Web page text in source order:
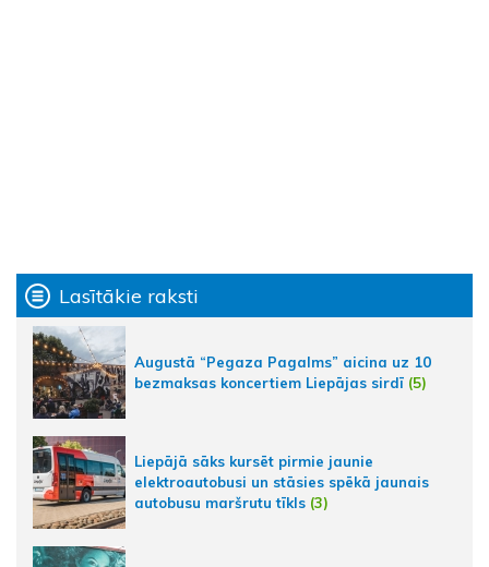
Lasītākie raksti
Augustā “Pegaza Pagalms” aicina uz 10
bezmaksas koncertiem Liepājas sirdī (5)
Liepājā sāks kursēt pirmie jaunie
elektroautobusi un stāsies spēkā jaunais
autobusu maršrutu tīkls (3)